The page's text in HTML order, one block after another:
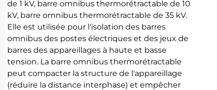
de 1 kV, barre omnibus thermorétractable de 10
kV, barre omnibus thermorétractable de 35 kV.
Elle est utilisée pour l'isolation des barres
omnibus des postes électriques et des jeux de
barres des appareillages à haute et basse
tension. La barre omnibus thermorétractable
peut compacter la structure de l'appareillage
(réduire la distance interphase) et empêcher